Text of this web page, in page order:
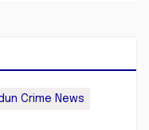
Crime News